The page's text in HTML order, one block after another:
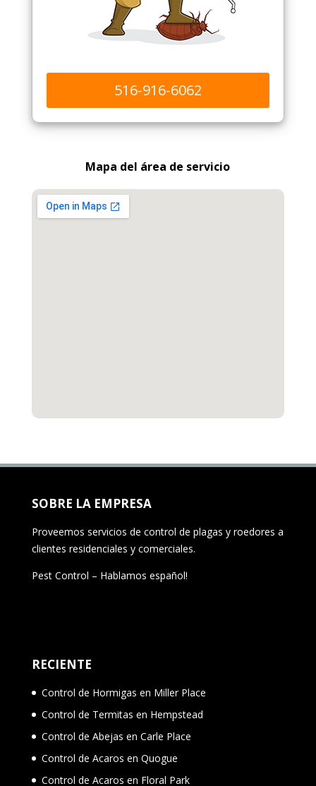
516-916-6062
Mapa del área de servicio
SOBRE LA EMPRESA
Proveemos servicios de control de plagas y roedores a
clientes residenciales y comerciales.
Pest Control – Hablamos español!
RECIENTE
Control de Hormigas en Miller Place
Control de Termitas en Hempstead
Control de Abejas en Carle Place
Control de Acaros en Quogue
Control de Acaros en Floral Park